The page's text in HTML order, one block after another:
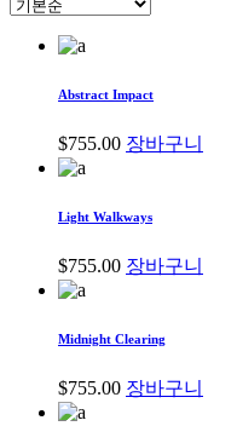
Abstract Impact
$755.00 장바구니
Light Walkways
$755.00 장바구니
Midnight Clearing
$755.00 장바구니